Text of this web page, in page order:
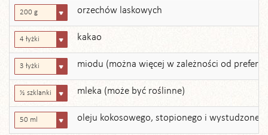
200 g orzechów laskowych
4 łyżki kakao
3 łyżki miodu (można więcej w zależności od
½ szklanki mleka (może być roślinne)
50 ml oleju kokosowego, stopionego i